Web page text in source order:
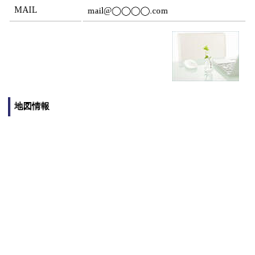
MAIL mail@◯◯◯◯.com
地図情報